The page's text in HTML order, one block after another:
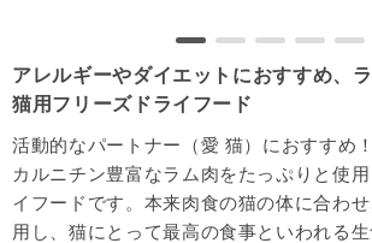
アレルギーやダイエットにおすすめ、
猫用フリーズドライフード
活動的なパートナー（愛 猫）におすすめ
カルニチン豊富なラム肉をたっぷりと使
イフードです。本来肉食の猫の体に合わ
用し、猫にとって最高の食事といわれる